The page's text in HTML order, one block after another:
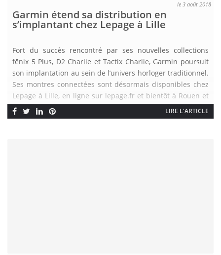
le 3 août 2018
Garmin étend sa distribution en
s’implantant chez Lepage à Lille
Fort du succès rencontré par ses nouvelles collections
fēnix 5 Plus, D2 Charlie et Tactix Charlie, Garmin poursuit
son implantation au sein de l’univers horloger traditionnel.
Ses montres connectées sont désormais disponibles chez
Lepage à Lille, en ligne sur lepage.fr et bientôt à Rouen et
au Havre.Des montres qui correspondent parfaitement aux
attentes d’une nouvelle clientèle […]
LIRE L'ARTICLE